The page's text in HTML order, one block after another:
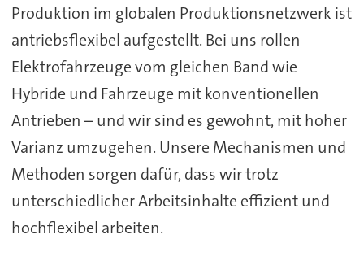
Produktion im globalen Produktionsnetzwerk ist
antriebsflexibel aufgestellt. Bei uns rollen
Elektrofahrzeuge vom gleichen Band wie
Hybride und Fahrzeuge mit konventionellen
Antrieben – und wir sind es gewohnt, mit hoher
Varianz umzugehen. Unsere Mechanismen und
Methoden sorgen dafür, dass wir trotz
unterschiedlicher Arbeitsinhalte effizient und
hochflexibel arbeiten.